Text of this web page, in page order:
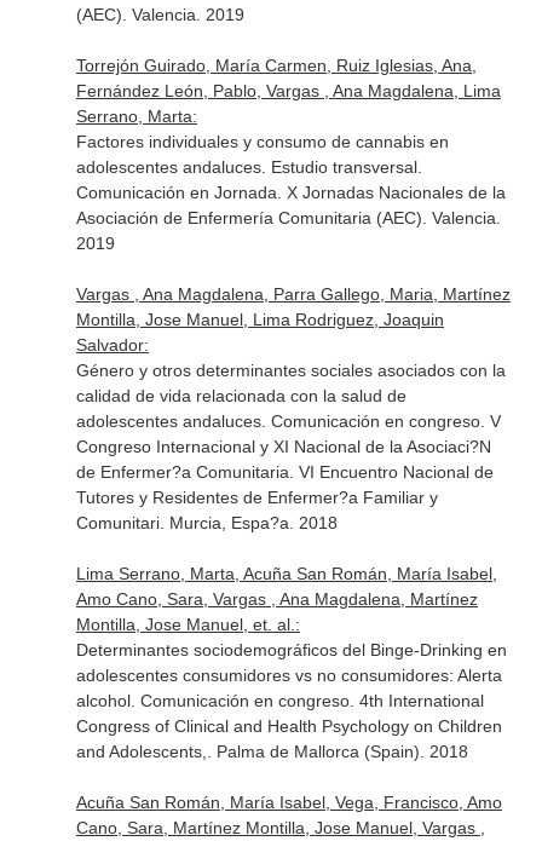
(AEC). Valencia. 2019
Torrejón Guirado, María Carmen, Ruiz Iglesias, Ana,
Fernández León, Pablo, Vargas , Ana Magdalena, Lima
Serrano, Marta:
Factores individuales y consumo de cannabis en
adolescentes andaluces. Estudio transversal.
Comunicación en Jornada. X Jornadas Nacionales de la
Asociación de Enfermería Comunitaria (AEC). Valencia.
2019
Vargas , Ana Magdalena, Parra Gallego, Maria, Martínez
Montilla, Jose Manuel, Lima Rodriguez, Joaquin
Salvador:
Género y otros determinantes sociales asociados con la
calidad de vida relacionada con la salud de
adolescentes andaluces. Comunicación en congreso. V
Congreso Internacional y XI Nacional de la Asociaci?N
de Enfermer?a Comunitaria. VI Encuentro Nacional de
Tutores y Residentes de Enfermer?a Familiar y
Comunitari. Murcia, Espa?a. 2018
Lima Serrano, Marta, Acuña San Román, María Isabel,
Amo Cano, Sara, Vargas , Ana Magdalena, Martínez
Montilla, Jose Manuel, et. al.:
Determinantes sociodemográficos del Binge-Drinking en
adolescentes consumidores vs no consumidores: Alerta
alcohol. Comunicación en congreso. 4th International
Congress of Clinical and Health Psychology on Children
and Adolescents,. Palma de Mallorca (Spain). 2018
Acuña San Román, María Isabel, Vega, Francisco, Amo
Cano, Sara, Martínez Montilla, Jose Manuel, Vargas ,